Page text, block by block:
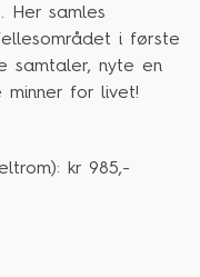
Her samles
i første
samtaler, nyte en
for livet!
kr 985,-